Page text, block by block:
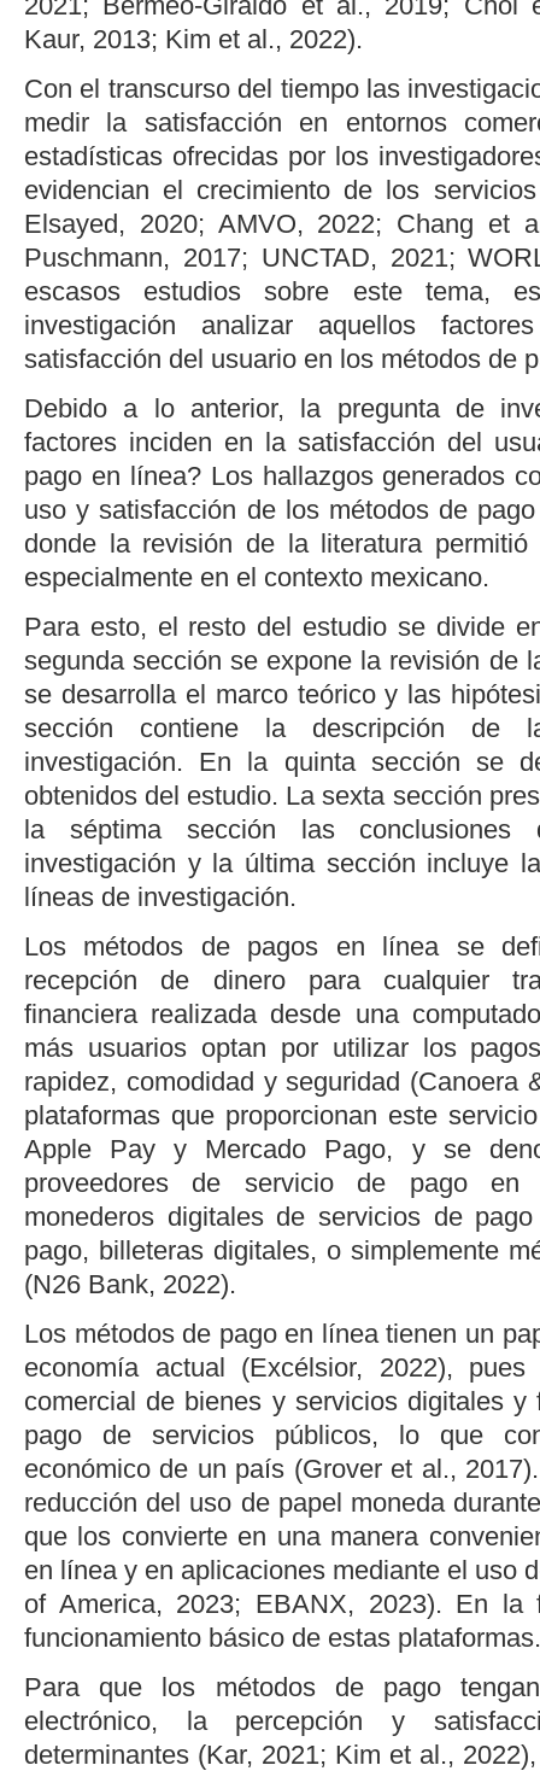
Kaur, 2013; Kim et al., 2022).
Con el transcurso del tiempo las
medir la satisfacción en entornos
estadísticas ofrecidas por los
evidencian el crecimiento de los
Elsayed, 2020; AMVO, 2022; Chang et
Puschmann, 2017; UNCTAD, 2021;
escasos estudios sobre este tema,
investigación analizar aquellos
satisfacción del usuario en los métodos de
Debido a lo anterior, la pregunta de
factores inciden en la satisfacción del
pago en línea? Los hallazgos generados
uso y satisfacción de los métodos de
donde la revisión de la literatura permitió
especialmente en el contexto mexicano.
Para esto, el resto del estudio se divide
segunda sección se expone la revisión de
se desarrolla el marco teórico y las
sección contiene la descripción de
investigación. En la quinta sección se
obtenidos del estudio. La sexta sección
la séptima sección las
investigación y la última sección incluye
líneas de investigación.
Los métodos de pagos en línea se
recepción de dinero para cualquier
financiera realizada desde una
más usuarios optan por utilizar los
rapidez, comodidad y seguridad (Canoera
plataformas que proporcionan este
Apple Pay y Mercado Pago, y se
proveedores de servicio de pago en
monederos digitales de servicios de
pago, billeteras digitales, o simplemente
(N26 Bank, 2022).
Los métodos de pago en línea tienen un
economía actual (Excélsior, 2022), pues
comercial de bienes y servicios digitales
pago de servicios públicos, lo que
económico de un país (Grover et al., 2017
reducción del uso de papel moneda
que los convierte en una manera
en línea y en aplicaciones mediante el uso
of America, 2023; EBANX, 2023). En la
funcionamiento básico de estas plataformas.
Para que los métodos de pago
electrónico, la percepción y
determinantes (Kar, 2021; Kim et al., 2022